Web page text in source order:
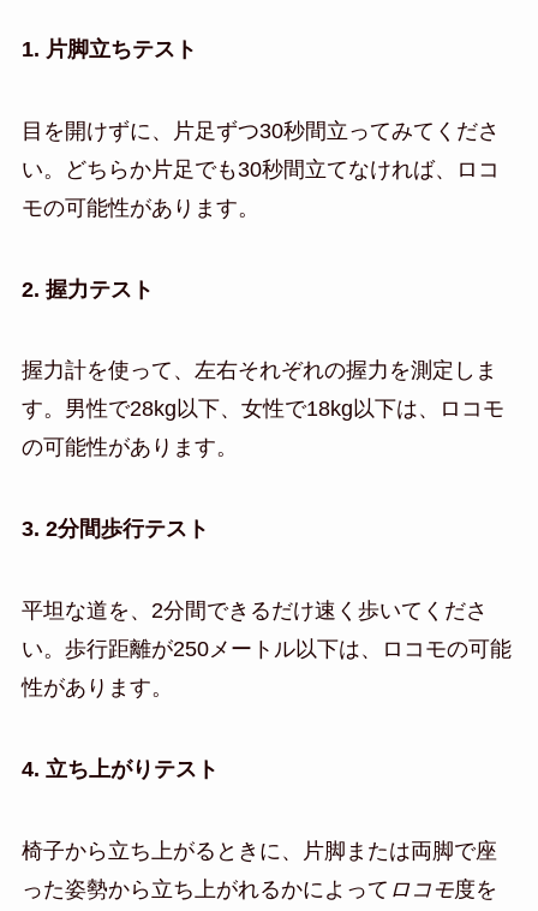
1. 片脚立ちテスト
目を開けずに、片足ずつ30秒間立ってみてくださ
い。どちらか片足でも30秒間立てなければ、ロコ
モの可能性があります。
2. 握力テスト
握力計を使って、左右それぞれの握力を測定しま
す。男性で28kg以下、女性で18kg以下は、ロコモ
の可能性があります。
3. 2分間歩行テスト
平坦な道を、2分間できるだけ速く歩いてくださ
い。歩行距離が250メートル以下は、ロコモの可能
性があります。
4. 立ち上がりテスト
椅子から立ち上がるときに、片脚または両脚で座
った姿勢から立ち上がれるかによって ロコモ度を